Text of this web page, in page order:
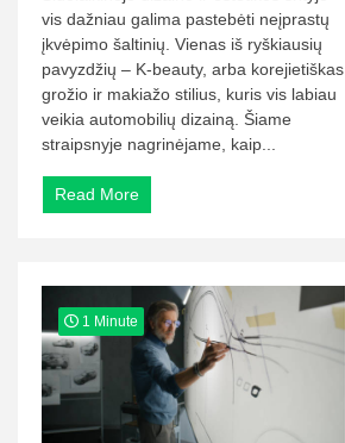
vis dažniau galima pastebėti neįprastų
įkvėpimo šaltinių. Vienas iš ryškiausių
pavyzdžių – K-beauty, arba korejietiškas
grožio ir makiažo stilius, kuris vis labiau
veikia automobilių dizainą. Šiame
straipsnyje nagrinėjame, kaip...
Read More
1 Minute